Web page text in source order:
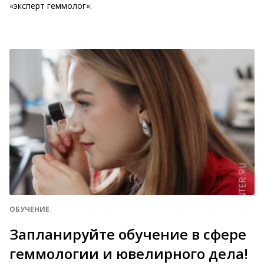
«эксперт геммолог».
ОБУЧЕНИЕ
Запланируйте обучение в сфере
геммологии и ювелирного дела!